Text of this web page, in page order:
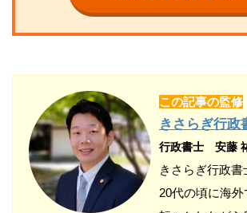
この記事の監修
きさらぎ行政
行政書士 安藤
きさらぎ行政書
20代の頃に海